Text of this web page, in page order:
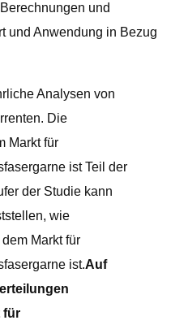
und
und Anwendung in Bezug
Analysen von
Die
Markt für
ist Teil der
der Studie kann
wie
Markt für
ist.Auf
für